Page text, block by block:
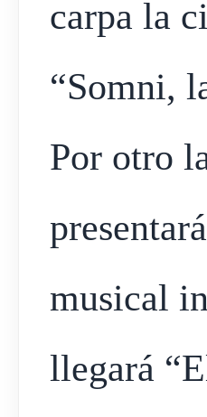
carpa la
“Somni,
Por otro
musical
llegará